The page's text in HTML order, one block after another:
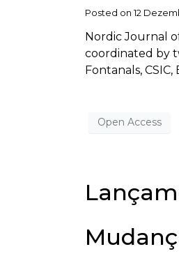
Posted on 12
Nordic Journal
coordinated by
Fontanals,
Open Access